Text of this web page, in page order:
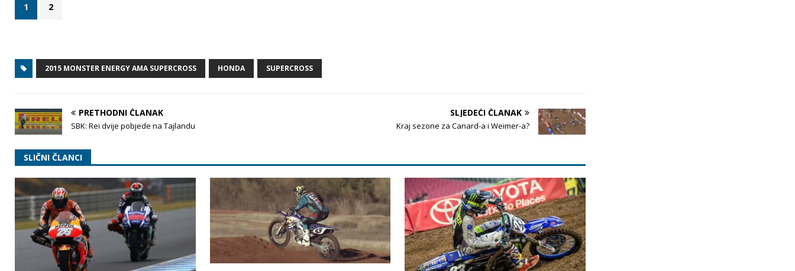
1 2
2015 MONSTER ENERGY AMA SUPERCROSS HONDA SUPERCROSS
PRETHODNI ČLANAK
SBK: Rei dvije pobjede na Tajlandu
SLJEDEĆI ČLANAK
Kraj sezone za Canard-a i Weimer-a?
SLIČNI ČLANCI